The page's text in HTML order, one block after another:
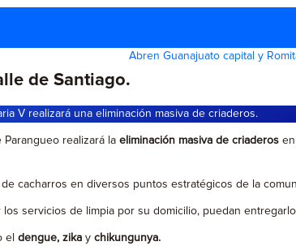
Abren Guanajuato capital y
de Santiago.
V realizará una eliminación masiva de criaderos.
realizará la eliminación masiva de criaderos
cacharros en diversos puntos estratégicos de la
servicios de limpia por su domicilio, puedan
el dengue, zika y chikungunya.